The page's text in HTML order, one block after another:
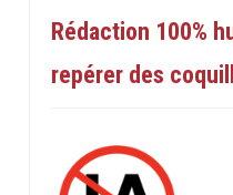
Rédaction 100%
repérer des